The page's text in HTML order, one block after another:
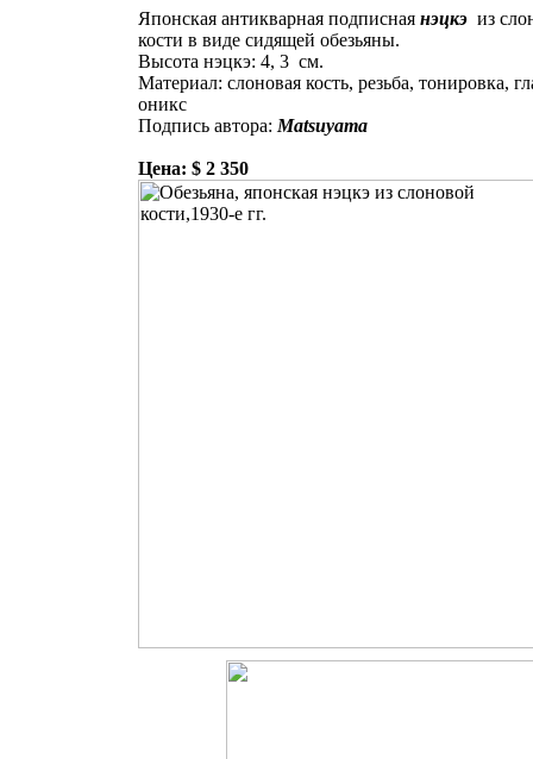
Японская антикварная подписная нэцкэиз
кости в виде сидящей обезьяны.
Высота нэцкэ: 4, 3 см.
Материал: слоновая кость, резьба, тонировка,
оникс
Подпись автора: Matsuyama
Цена: $ 2 350